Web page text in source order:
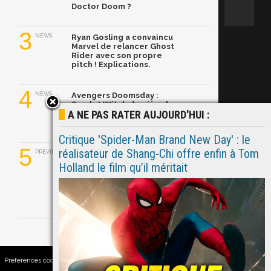
Doctor Doom ?
3 NEWS
Ryan Gosling a convaincu
Marvel de relancer Ghost
Rider avec son propre
pitch ! Explications.
4 NEWS
Avengers Doomsday :
Scarlet Witch derrière les
mystérieuses Sorcières
5 PREVIEW
Critique 'Spider-Man
Brand New Day' : le
réalisateur de Shang-Chi
offre enfin à Tom Holland
le film qu’il méritait
Préférences cookies | Contacts
A NE PAS RATER AUJOURD'HUI :
Critique 'Spider-Man Brand New Day' : le
réalisateur de Shang-Chi offre enfin à Tom
Holland le film qu’il méritait